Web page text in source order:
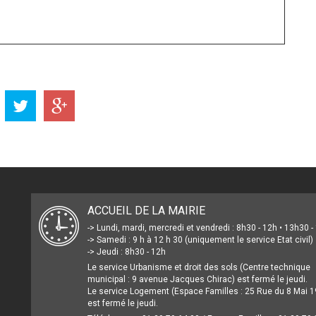
ACCUEIL DE LA MAIRIE
-> Lundi, mardi, mercredi et vendredi : 8h30 - 12h • 13h30 -
-> Samedi : 9 h à 12 h 30 (uniquement le service Etat civil)
-> Jeudi : 8h30 - 12h
Le service Urbanisme et droit des sols (Centre technique
municipal : 9 avenue Jacques Chirac) est fermé le jeudi.
Le service Logement (Espace Familles : 25 Rue du 8 Mai
est fermé le jeudi.